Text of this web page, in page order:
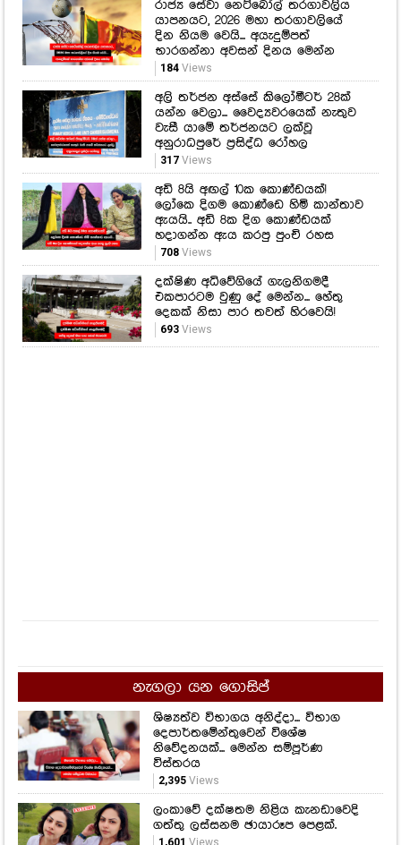
රාජ්‍ය සේවා නෙට්බෝල් තරගාවලිය
යාපනයට, 2026 මහා තරගාවලියේ
දින නියම වෙයි... අයැදුම්පත්
භාරගන්නා අවසන් දිනය මෙන්න
184Views
අලි තර්ජන අස්සේ කිලෝමීටර් 28ක්
යන්න වෙලා... වෛද්‍යවරයෙක් නැතුව
වැසී යාමේ තර්ජනයට ලක්වූ
අනුරාධපුරේ ප්‍රසිද්ධ රෝහල
317Views
අඩි 8යි අඟල් 10ක කොණ්ඩයක්!
ලෝකෙ දිගම කොණ්ඩෙ හිමි කාන්තාව
ඇයයි.. අඩි 8ක දිග කොණ්ඩයක්
හදාගන්න ඇය කරපු පුංචි රහස
708Views
දක්ෂිණ අධිවේගියේ ගැලනිගමදී
එකපාරටම වුණු දේ මෙන්න... හේතු
දෙකක් නිසා පාර තවත් හිරවෙයි!
693Views
නැගලා යන ගොසිප්
ශිෂ්‍යත්ව විභාගය අනිද්දා... විභාග
දෙපාර්තමේන්තුවෙන් විශේෂ
නිවේදනයක්... මෙන්න සම්පූර්ණ
විස්තරය
2,395Views
ලංකාවේ දක්ෂතම නිළිය කැනඩාවෙදි
ගත්තු ලස්සනම ඡායාරූප පෙළක්.